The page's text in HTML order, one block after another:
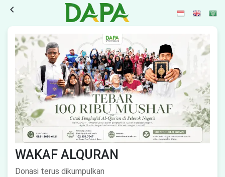
navigate_before
WAKAF ALQURAN
Donasi terus dikumpulkan